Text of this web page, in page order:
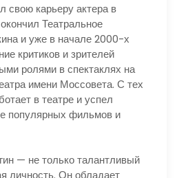
свою карьеру актера в
Театральное
и уже в начале 2000-х
критиков и зрителей
ролями в спектаклях на
имени Моссовета. С тех
в театре и успел
популярных фильмов и
— не только талантливый
личность. Он обладает